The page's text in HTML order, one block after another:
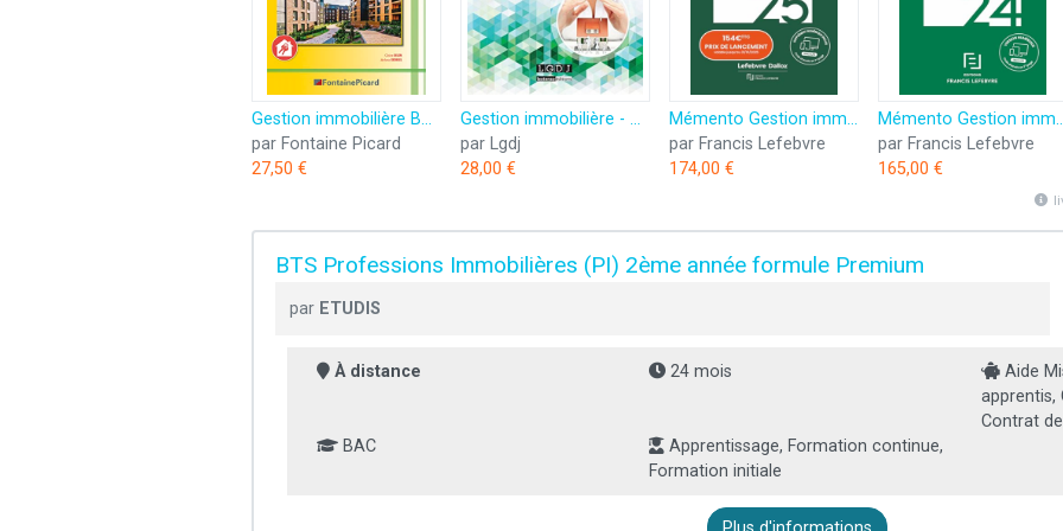
Gestion immobilière BTS professions immobilières
par Fontaine Picard
27,50 €
Gestion immobilière - BTS Professions immobilières, DUT immobilier, Licences professionnelles Métier
par Lgdj
28,00 €
Mémento Gestion immobilière 2025
par Francis Lefebvre
174,00 €
Mémento
par Francis Lefebvre
165,00 €
BTS Professions Immobilières (PI) 2ème année formule Premium
par ETUDIS
À distance 24 mois
Aide
apprentis,
Contrat
BAC
Apprentissage, Formation continue,
Formation initiale